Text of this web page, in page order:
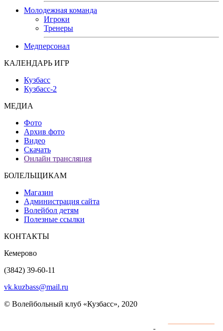
Молодежная команда
Игроки
Тренеры
Медперсонал
КАЛЕНДАРЬ ИГР
Кузбасс
Кузбасс-2
МЕДИА
Фото
Архив фото
Видео
Скачать
Онлайн трансляция
БОЛЕЛЬЩИКАМ
Магазин
Администрация сайта
Волейбол детям
Полезные ссылки
КОНТАКТЫ
Кемерово
(3842) 39-60-11
vk.kuzbass@mail.ru
© Волейбольный клуб «Кузбасс», 2020